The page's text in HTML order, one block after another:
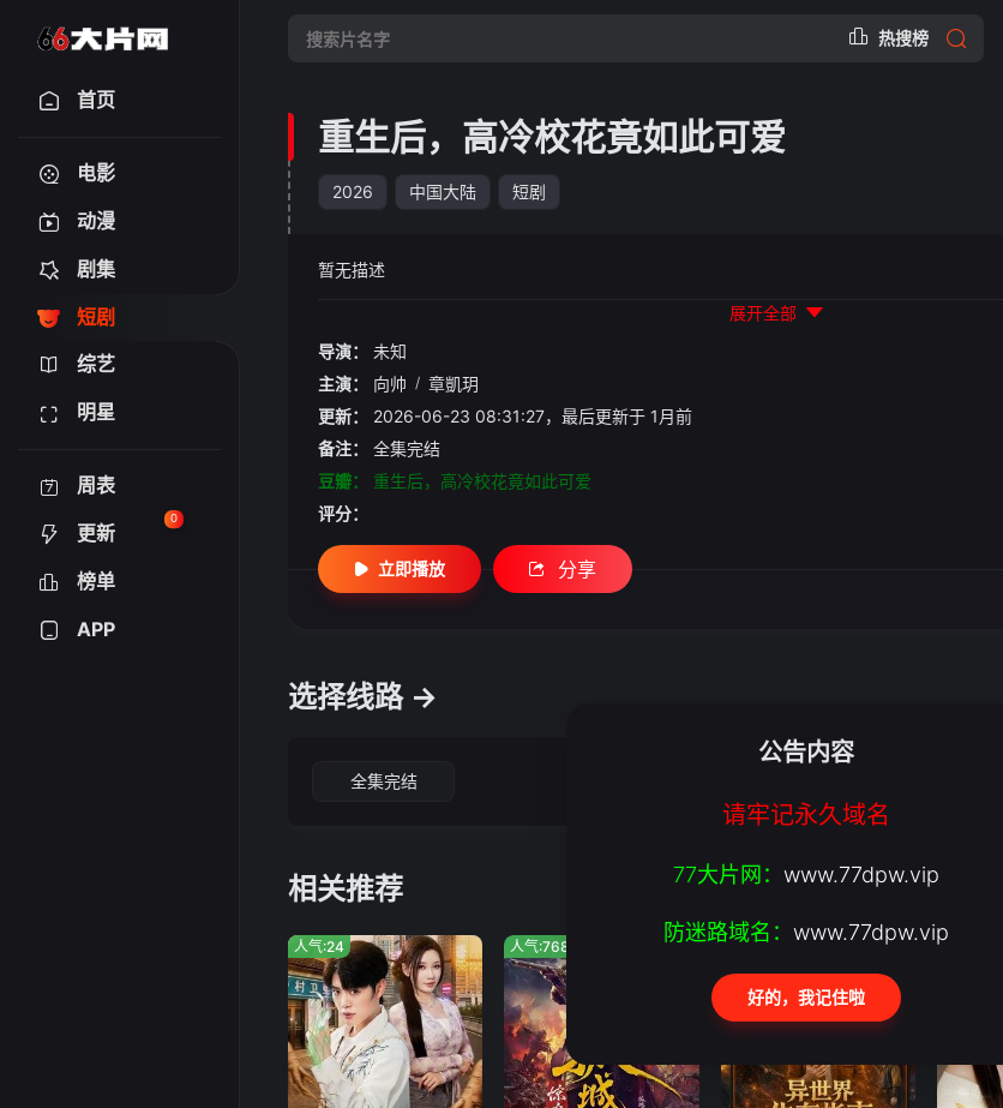
热搜榜
首页
电影
动漫
剧集
短剧
综艺
明星
周表
更新
0
榜单
APP
重生后，高冷校花竟如此可爱
2026 中国大陆 短剧
暂无描述
展开全部
导演：
未知
主演：
向帅 / 章凱玥
更新：
2026-06-23 08:31:27，最后更新于 1月前
备注：
全集完结
豆瓣：
重生后，高冷校花竟如此可爱
评分：
立即播放 分享
选择线路 →
全集完结
相关推荐
人气:24 人气:768 人气:657 人气:360
公告内容
请牢记永久域名
77大片网： www.77dpw.vip
防迷路域名： www.77dpw.vip
好的，我记住啦